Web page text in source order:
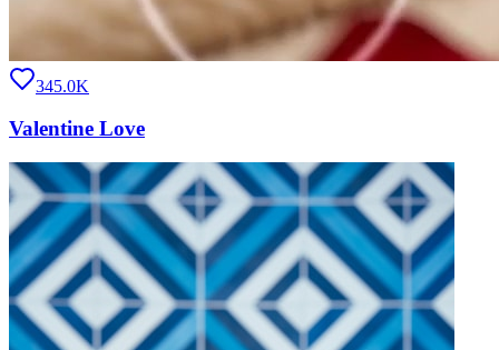
345.0K
Valentine Love